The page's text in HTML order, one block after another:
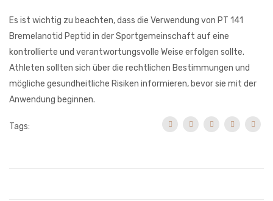
Es ist wichtig zu beachten, dass die Verwendung von PT 141
Bremelanotid Peptid in der Sportgemeinschaft auf eine
kontrollierte und verantwortungsvolle Weise erfolgen sollte.
Athleten sollten sich über die rechtlichen Bestimmungen und
mögliche gesundheitliche Risiken informieren, bevor sie mit der
Anwendung beginnen.
Tags: